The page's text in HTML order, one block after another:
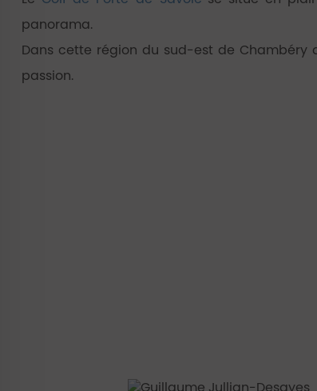
panorama.
Dans cette région du sud-est de Chambéry
passion.